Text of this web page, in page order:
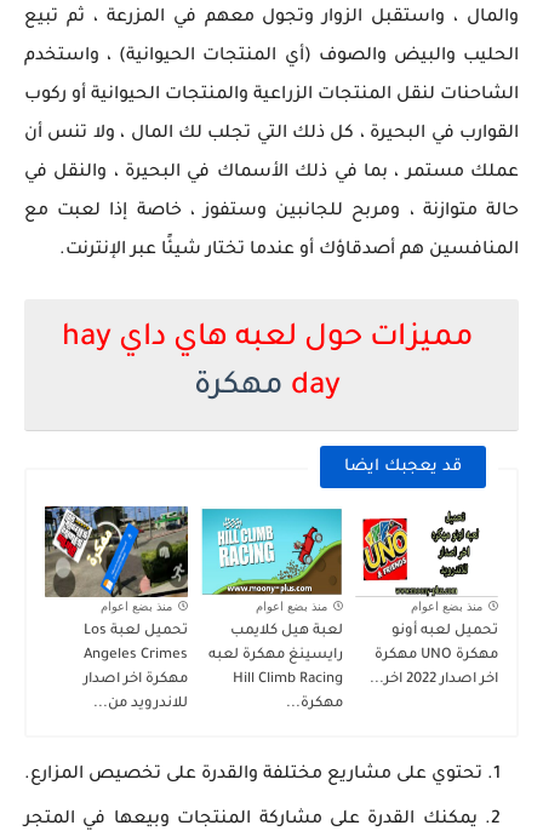
والمال ، واستقبل الزوار وتجول معهم في المزرعة ، ثم تبيع
الحليب والبيض والصوف (أي المنتجات الحيوانية) ، واستخدم
الشاحنات لنقل المنتجات الزراعية والمنتجات الحيوانية أو ركوب
القوارب في البحيرة ، كل ذلك التي تجلب لك المال ، ولا تنس أن
عملك مستمر ، بما في ذلك الأسماك في البحيرة ، والنقل في
حالة متوازنة ، ومربح للجانبين وستفوز ، خاصة إذا لعبت مع
المنافسين هم أصدقاؤك أو عندما تختار شيئًا عبر الإنترنت.
مميزات حول لعبه هاي داي hay
day مهكرة
قد يعجبك ايضا
منذ بضع اعوام
تحميل لعبه أونو
مهكرة UNO مهكرة
اخر اصدار 2022 اخر...
منذ بضع اعوام
لعبة هيل كلايمب
رايسينغ مهكرة لعبه
Hill Climb Racing
مهكرة...
منذ بضع اعوام
تحميل لعبة Los
Angeles Crimes
مهكرة اخر اصدار
للاندرويد من...
تحتوي على مشاريع مختلفة والقدرة على تخصيص المزارع.
يمكنك القدرة على مشاركة المنتجات وبيعها في المتجر